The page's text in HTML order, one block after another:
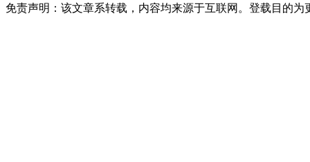
免责声明：该文章系转载，内容均来源于互联网。登载目的